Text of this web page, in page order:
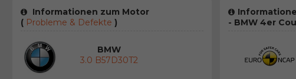
Informationen zum Motor
(Probleme & Defekte )
BMW
3.0 B57D30T2
- BMW 4er